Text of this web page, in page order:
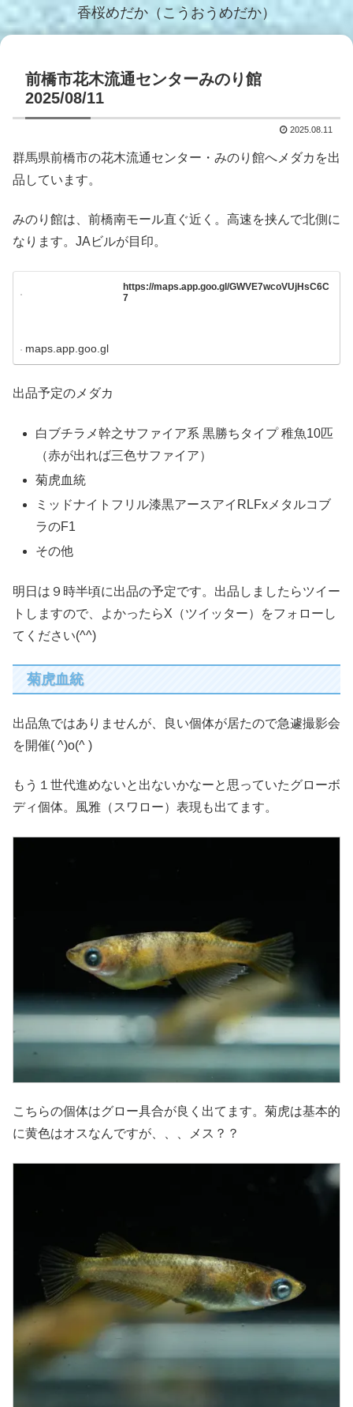
香桜めだか（こうおうめだか）
前橋市花木流通センターみのり館
2025/08/11
2025.08.11
群馬県前橋市の花木流通センター・みのり館へメダカを出
品しています。
みのり館は、前橋南モール直ぐ近く。高速を挟んで北側に
なります。JAビルが目印。
https://maps.app.goo.gl/GWVE7wcoVUjHsC6C
7
maps.app.goo.gl
出品予定のメダカ
白ブチラメ幹之サファイア系 黒勝ちタイプ 稚魚10匹
（赤が出れば三色サファイア）
菊虎血統
ミッドナイトフリル漆黒アースアイRLFxメタルコブ
ラのF1
その他
明日は９時半頃に出品の予定です。出品しましたらツイー
トしますので、よかったらX（ツイッター）をフォローし
てください(^^)
菊虎血統
出品魚ではありませんが、良い個体が居たので急遽撮影会
を開催( ^)o(^ )
もう１世代進めないと出ないかなーと思っていたグローボ
ディ個体。風雅（スワロー）表現も出てます。
こちらの個体はグロー具合が良く出てます。菊虎は基本的
に黄色はオスなんですが、、、メス？？